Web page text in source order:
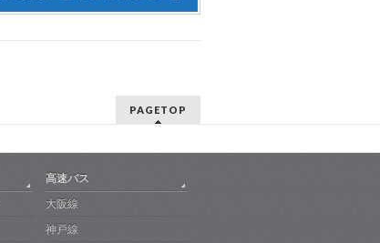
PAGETOP
高速バス
大阪線
神戸線